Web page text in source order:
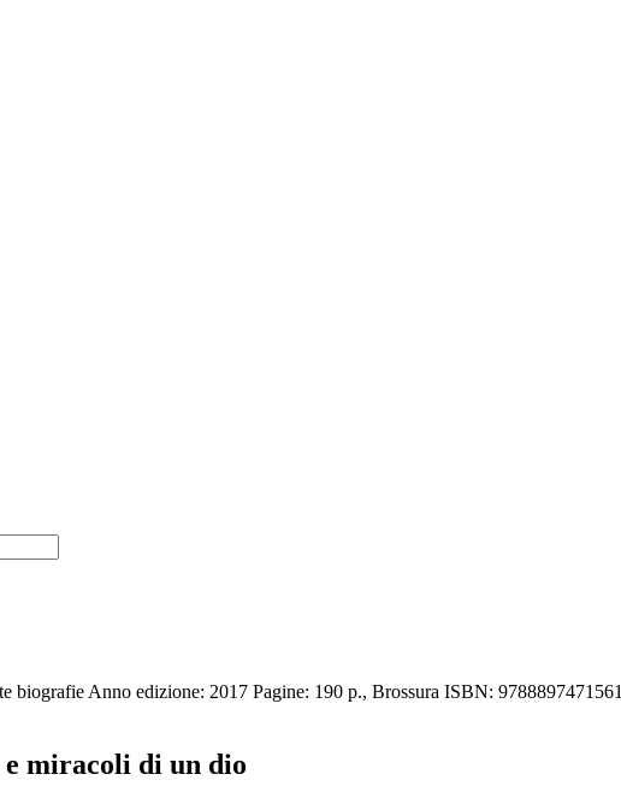
biografie Anno edizione: 2017 Pagine: 190 p., Brossura ISBN: 9788897471561
miracoli di un dio